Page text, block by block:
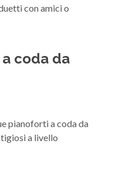
con amici o
coda da
pianoforti a coda da
a livello